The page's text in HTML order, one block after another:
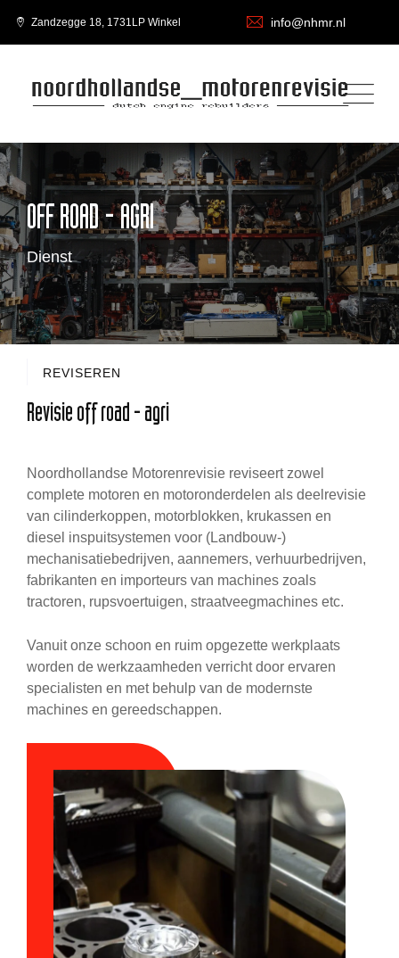
Zandzegge 18, 1731LP Winkel info@nhmr.nl
OFF ROAD - AGRI
Dienst
REVISEREN
Revisie off road - agri
Noordhollandse Motorenrevisie reviseert zowel
complete motoren en motoronderdelen als deelrevisie
van cilinderkoppen, motorblokken, krukassen en
diesel inspuitsystemen voor (Landbouw-)
mechanisatiebedrijven, aannemers, verhuurbedrijven,
fabrikanten en importeurs van machines zoals
tractoren, rupsvoertuigen, straatveegmachines etc.
Vanuit onze schoon en ruim opgezette werkplaats
worden de werkzaamheden verricht door ervaren
specialisten en met behulp van de modernste
machines en gereedschappen.